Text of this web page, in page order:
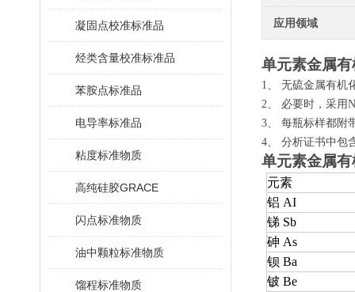
凝固点校准标准品
烃类含量校准标准品
苯胺点标准品
电导率标准品
粘度标准物质
高纯硅胶GRACE
闪点标准物质
油中颗粒标准物质
馏程标准物质
应用领域
单元素金属
1、 无硫金属有机
2、 必要时，采用
3、 每瓶标样都附
4、 分析证书中包
单元素金属
元素
铝 AI
锑 Sb
砷 As
钡 Ba
铍 Be